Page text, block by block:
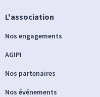
L'association
Nos engagements
AGIPI
Nos partenaires
Nos événements